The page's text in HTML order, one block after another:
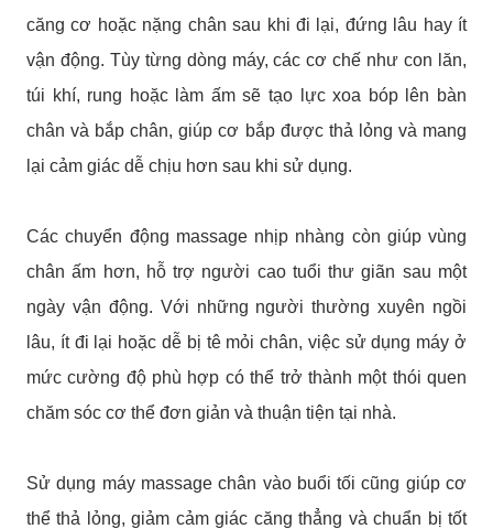
căng cơ hoặc nặng chân sau khi đi lại, đứng lâu hay ít
vận động. Tùy từng dòng máy, các cơ chế như con lăn,
túi khí, rung hoặc làm ấm sẽ tạo lực xoa bóp lên bàn
chân và bắp chân, giúp cơ bắp được thả lỏng và mang
lại cảm giác dễ chịu hơn sau khi sử dụng.
Các chuyển động massage nhịp nhàng còn giúp vùng
chân ấm hơn, hỗ trợ người cao tuổi thư giãn sau một
ngày vận động. Với những người thường xuyên ngồi
lâu, ít đi lại hoặc dễ bị tê mỏi chân, việc sử dụng máy ở
mức cường độ phù hợp có thể trở thành một thói quen
chăm sóc cơ thể đơn giản và thuận tiện tại nhà.
Sử dụng máy massage chân vào buổi tối cũng giúp cơ
thể thả lỏng, giảm cảm giác căng thẳng và chuẩn bị tốt